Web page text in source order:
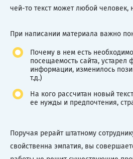
чей-то текст может любой человек,
При написании материала важно
Почему в нем есть
посещаемость сайта, устарел
информации, изменилось
т.д.)
На кого рассчитан новый
ее нужды и предпочтения,
Поручая рерайт штатному
свойственна эмпатия, вы